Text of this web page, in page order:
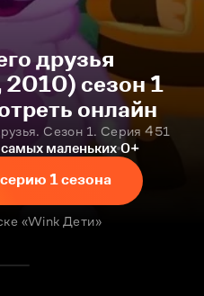
друзья
2010) сезон 1
онлайн
Сезон 1. Серия 451
маленьких 0+
1 сезона
«Wink Дети»